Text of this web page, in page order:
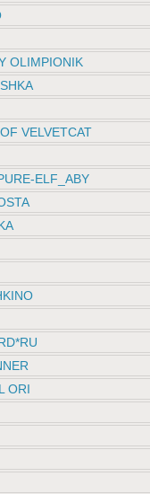
OLIMPIONIK
VELVETCAT
ELF_ABY
ORI